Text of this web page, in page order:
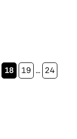
Page
18 Page
19 … Page
24